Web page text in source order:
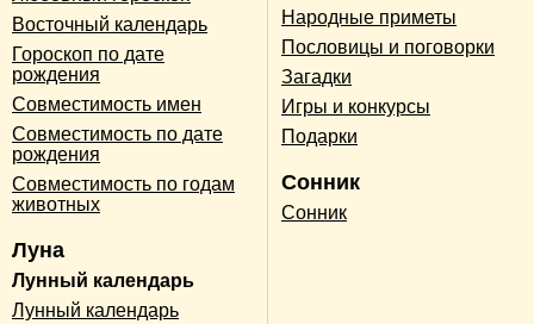
Восточный календарь
Гороскоп по дате
рождения
Совместимость имен
Совместимость по дате
рождения
Совместимость по годам
животных
Луна
Лунный календарь
Лунный календарь
Народные приметы
Пословицы и поговорки
Загадки
Игры и конкурсы
Подарки
Сонник
Сонник